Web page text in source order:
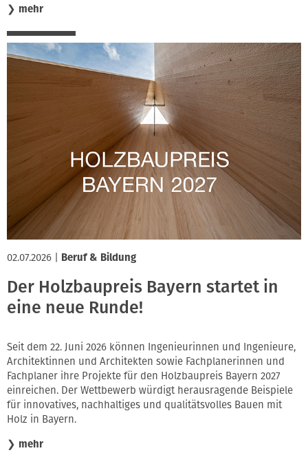
❯ mehr
02.07.2026 Beruf & Bildung
Der Holzbaupreis Bayern startet in
eine neue Runde!
Seit dem 22. Juni 2026 können Ingenieurinnen und Ingenieure,
Architektinnen und Architekten sowie Fachplanerinnen und
Fachplaner ihre Projekte für den Holzbaupreis Bayern 2027
einreichen. Der Wettbewerb würdigt herausragende Beispiele
für innovatives, nachhaltiges und qualitätsvolles Bauen mit
Holz in Bayern.
❯ mehr